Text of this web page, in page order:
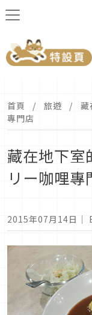
首頁 旅遊
藏
專門店
藏在地下室
リー咖哩專
2015年07月14日 ｜